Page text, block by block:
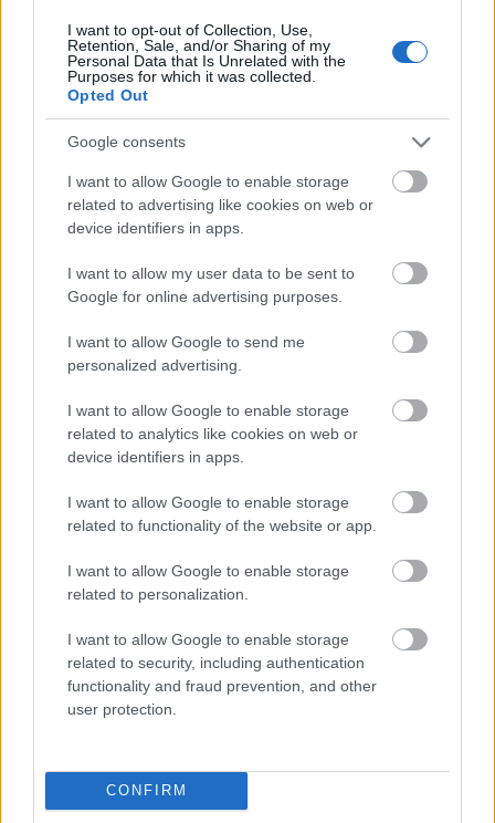
I want to opt-out of Collection, Use,
Retention, Sale, and/or Sharing of my
Personal Data that Is Unrelated with the
Purposes for which it was collected.
Opted Out
Google consents
I want to allow Google to enable storage
related to advertising like cookies on web or
device identifiers in apps.
I want to allow my user data to be sent to
Google for online advertising purposes.
I want to allow Google to send me
personalized advertising.
I want to allow Google to enable storage
related to analytics like cookies on web or
device identifiers in apps.
I want to allow Google to enable storage
related to functionality of the website or app.
I want to allow Google to enable storage
related to personalization.
I want to allow Google to enable storage
related to security, including authentication
functionality and fraud prevention, and other
user protection.
CONFIRM
dakota johnson
RexFeatures/PuzzlePix
Megosztás
Messengeren
Itt állíthatod be, hogy a Google
MELANIE GRIFFITH VÖRÖS SZŐNYEG